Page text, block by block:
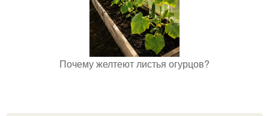
Почему желтеют листья огурцов?